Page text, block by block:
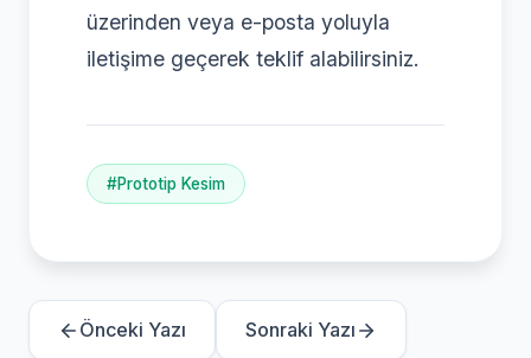
üzerinden veya e-posta yoluyla
iletişime geçerek teklif alabilirsiniz.
#Prototip Kesim
Önceki Yazı Sonraki Yazı